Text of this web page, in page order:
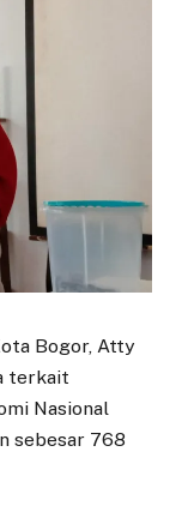
Bogor, Atty
terkait
Nasional
sebesar 768